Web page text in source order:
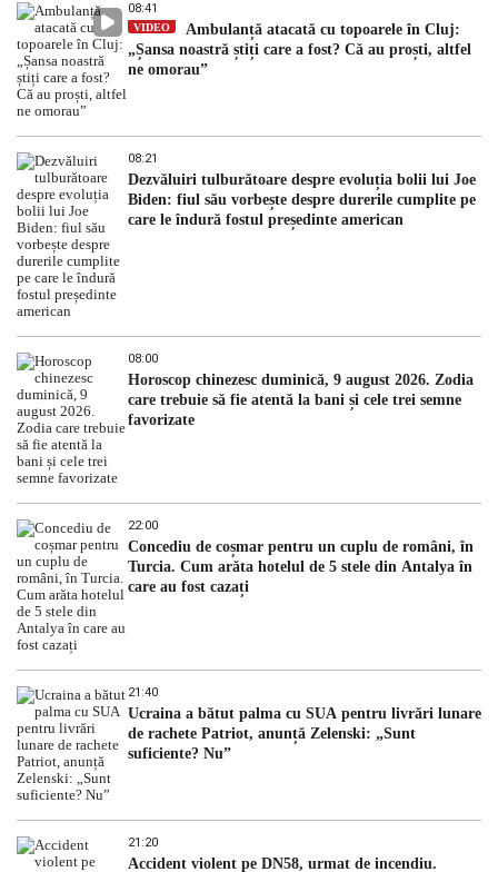
08:41
VIDEO
Ambulanță atacată cu topoarele în Cluj:
„Șansa noastră știți care a fost? Că au proști, altfel
ne omorau”
08:21
Dezvăluiri tulburătoare despre evoluția bolii lui Joe
Biden: fiul său vorbește despre durerile cumplite pe
care le îndură fostul președinte american
08:00
Horoscop chinezesc duminică, 9 august 2026. Zodia
care trebuie să fie atentă la bani și cele trei semne
favorizate
22:00
Concediu de coșmar pentru un cuplu de români, în
Turcia. Cum arăta hotelul de 5 stele din Antalya în
care au fost cazați
21:40
Ucraina a bătut palma cu SUA pentru livrări lunare
de rachete Patriot, anunță Zelenski: „Sunt
suficiente? Nu”
21:20
Accident violent pe DN58, urmat de incendiu.